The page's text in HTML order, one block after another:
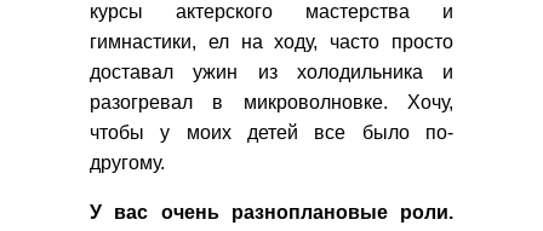
курсы актерского мастерства и
гимнастики, ел на ходу, часто просто
доставал ужин из холодильника и
разогревал в микроволновке. Хочу,
чтобы у моих детей все было по-
другому.
У вас очень разноплановые роли.